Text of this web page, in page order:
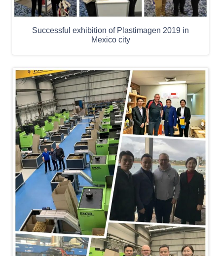
Successful exhibition of Plastimagen 2019 in
Mexico city